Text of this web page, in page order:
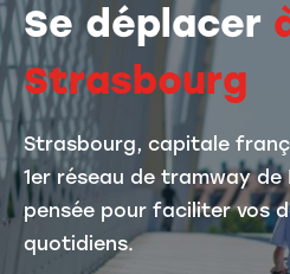
Se déplacer
Strasbourg
Strasbourg, capitale
1er réseau de tramway de
pensée pour faciliter vos
quotidiens.